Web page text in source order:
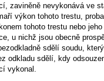
zaviněně nevykonává ve
výkon tohoto trestu,
tohoto trestu nebo
u nichž jsou obecně
sdělí soudu,
odkladu sdělí, kdy
vykonal.